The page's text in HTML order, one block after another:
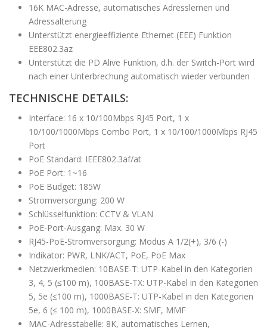
16K MAC-Adresse, automatisches Adresslernen und
Adressalterung
Unterstützt energieeffiziente Ethernet (EEE) Funktion
EEE802.3az
Unterstützt die PD Alive Funktion, d.h. der Switch-Port wird
nach einer Unterbrechung automatisch wieder verbunden
TECHNISCHE DETAILS:
Interface: 16 x 10/100Mbps RJ45 Port, 1 x
10/100/1000Mbps Combo Port, 1 x 10/100/1000Mbps RJ45
Port
PoE Standard: IEEE802.3af/at
PoE Port: 1~16
PoE Budget: 185W
Stromversorgung: 200 W
Schlüsselfunktion: CCTV & VLAN
PoE-Port-Ausgang: Max. 30 W
RJ45-PoE-Stromversorgung: Modus A 1/2(+), 3/6 (-)
Indikator: PWR, LNK/ACT, PoE, PoE Max
Netzwerkmedien: 10BASE-T: UTP-Kabel in den Kategorien
3, 4, 5 (≤100 m), 100BASE-TX: UTP-Kabel in den Kategorien
5, 5e (≤100 m), 1000BASE-T: UTP-Kabel in den Kategorien
5e, 6 (≤ 100 m), 1000BASE-X: SMF, MMF
MAC-Adresstabelle: 8K, automatisches Lernen,